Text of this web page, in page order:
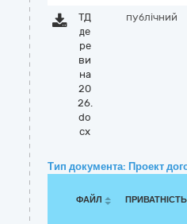
ТД
де
ре
ви
на
20
26.
do
cx
публічний
Тип документа: Проект
ФАЙЛ ПРИВАТНІСТЬ